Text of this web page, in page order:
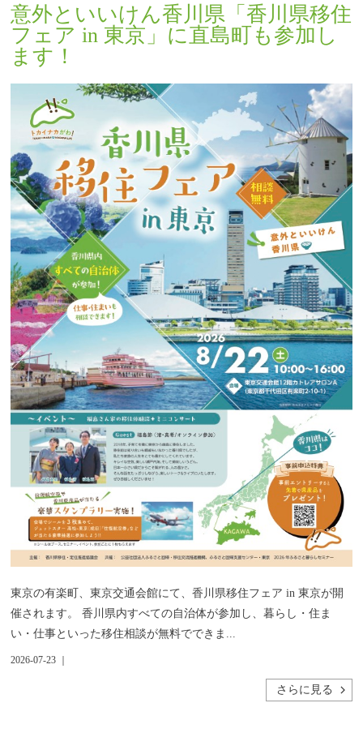
意外といいけん香川県「香川県移住
フェア in 東京」に直島町も参加し
ます！
東京の有楽町、東京交通会館にて、香川県移住フェア in 東京が開
催されます。 香川県内すべての自治体が参加し、暮らし・住ま
い・仕事といった移住相談が無料でできま...
2026-07-23 ｜
さらに見る